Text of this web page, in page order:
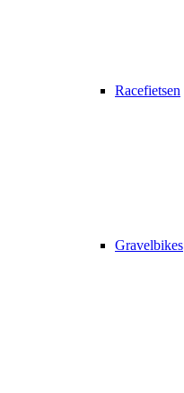
Racefietsen
Gravelbikes